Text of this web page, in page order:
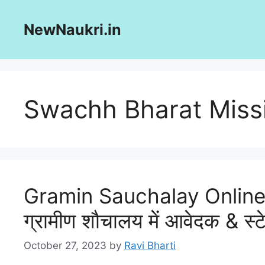
NewNaukri.in
Swachh Bharat
Gramin Sauchalay
ग्रामीण शौचालय में आवेदक &
October 27, 2023 by Ravi Bharti